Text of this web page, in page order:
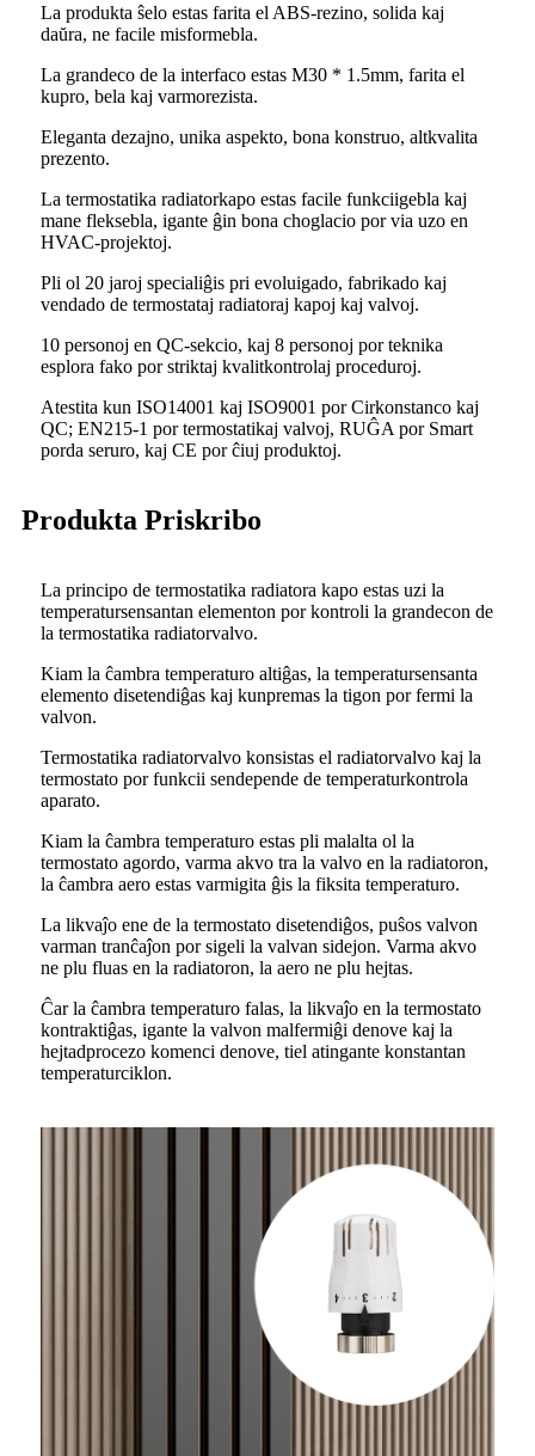
La produkta ŝelo estas farita el ABS-rezino, solida kaj
daŭra, ne facile misformebla.
La grandeco de la interfaco estas M30 * 1.5mm, farita el
kupro, bela kaj varmorezista.
Eleganta dezajno, unika aspekto, bona konstruo, altkvalita
prezento.
La termostatika radiatorkapo estas facile funkciigebla kaj
mane fleksebla, igante ĝin bona choglacio por via uzo en
HVAC-projektoj.
Pli ol 20 jaroj specialiĝis pri evoluigado, fabrikado kaj
vendado de termostataj radiatoraj kapoj kaj valvoj.
10 personoj en QC-sekcio, kaj 8 personoj por teknika
esplora fako por striktaj kvalitkontrolaj proceduroj.
Atestita kun ISO14001 kaj ISO9001 por Cirkonstanco kaj
QC; EN215-1 por termostatikaj valvoj, RUĜA por Smart
porda seruro, kaj CE por ĉiuj produktoj.
Produkta Priskribo
La principo de termostatika radiatora kapo estas uzi la
temperatursensantan elementon por kontroli la grandecon de
la termostatika radiatorvalvo.
Kiam la ĉambra temperaturo altiĝas, la temperatursensanta
elemento disetendiĝas kaj kunpremas la tigon por fermi la
valvon.
Termostatika radiatorvalvo konsistas el radiatorvalvo kaj la
termostato por funkcii sendepende de temperaturkontrola
aparato.
Kiam la ĉambra temperaturo estas pli malalta ol la
termostato agordo, varma akvo tra la valvo en la radiatoron,
la ĉambra aero estas varmigita ĝis la fiksita temperaturo.
La likvaĵo ene de la termostato disetendiĝos, puŝos valvon
varman tranĉaĵon por sigeli la valvan sidejon. Varma akvo
ne plu fluas en la radiatoron, la aero ne plu hejtas.
Ĉar la ĉambra temperaturo falas, la likvaĵo en la termostato
kontraktiĝas, igante la valvon malfermiĝi denove kaj la
hejtadprocezo komenci denove, tiel atingante konstantan
temperaturciklon.